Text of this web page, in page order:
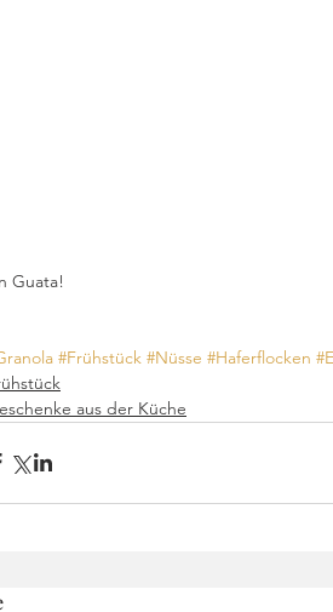
Guata!
#Frühstück #Nüsse #Haferflocken
aus der Küche